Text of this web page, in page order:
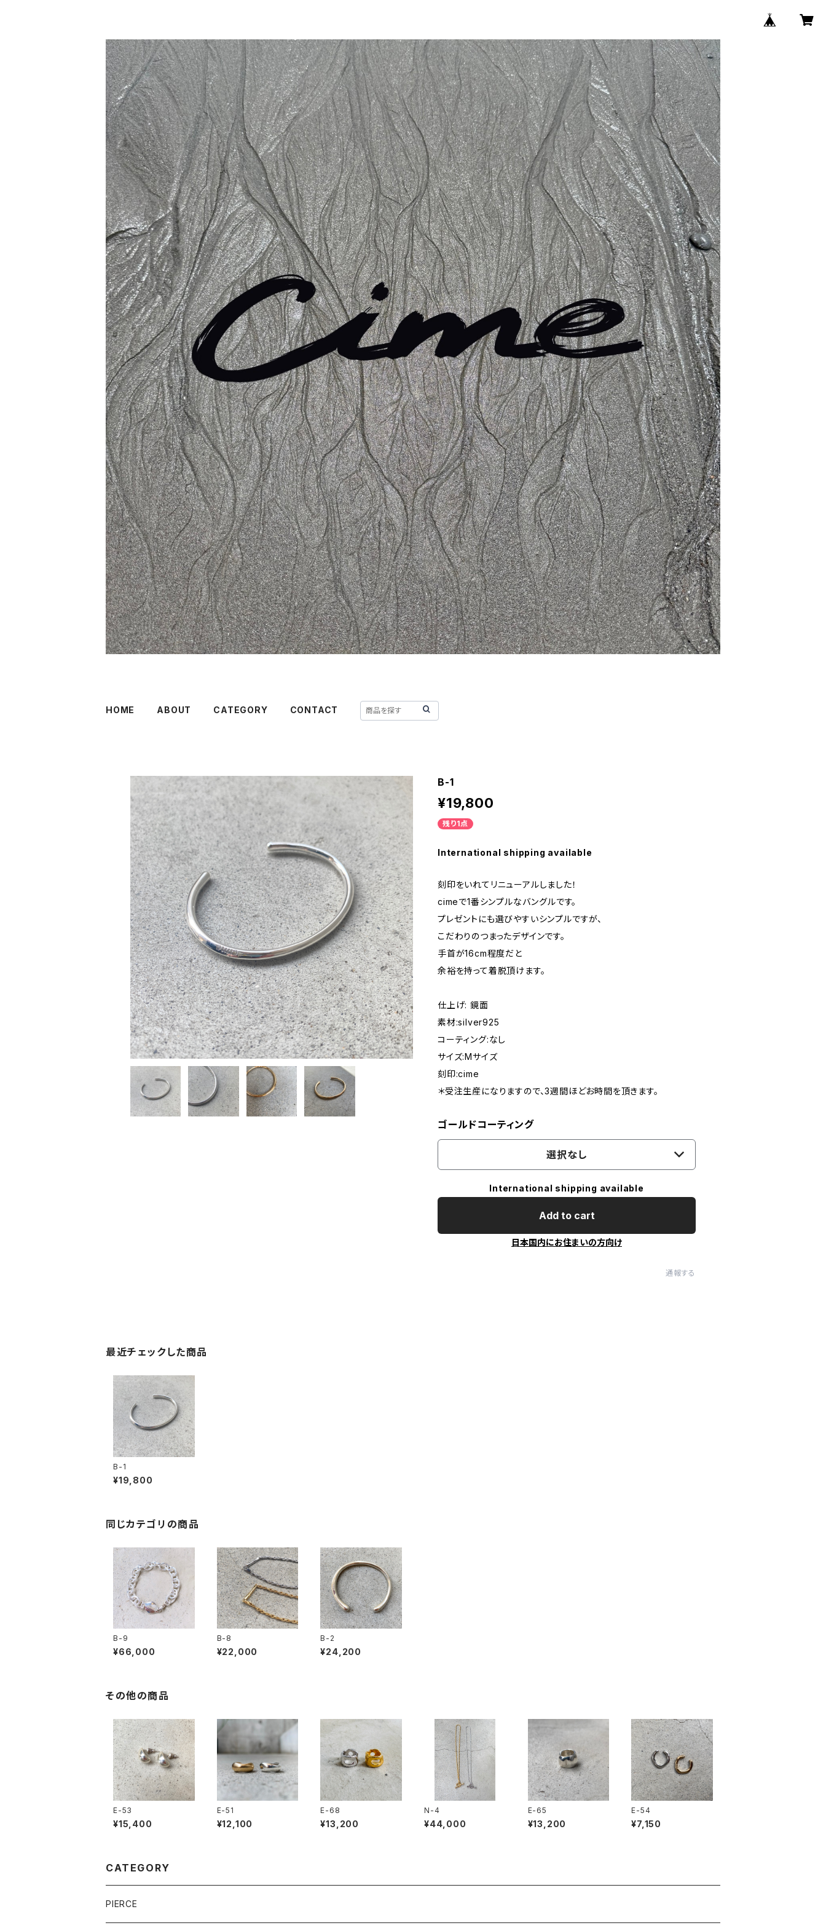
HOME ABOUT CATEGORY CONTACT
B-1
¥19,800
残り1点
International shipping available
刻印をいれてリニューアルしました！
cimeで1番シンプルなバングルです。
プレゼントにも選びやすいシンプルですが、
こだわりのつまったデザインです。
手首が16cm程度だと
余裕を持って着脱頂けます。
仕上げ: 鏡面
素材:silver925
コーティング:なし
サイズ:Mサイズ
刻印:cime
＊受注生産になりますので、3週間ほどお時間を頂きます。
ゴールドコーティング
選択なし
International shipping available
Add to cart
日本国内にお住まいの方向け
通報する
最近チェックした商品
B-1
¥19,800
同じカテゴリの商品
B-9
¥66,000
B-8
¥22,000
B-2
¥24,200
その他の商品
E-53
¥15,400
E-51
¥12,100
E-68
¥13,200
N-4
¥44,000
E-65
¥13,200
E-54
¥7,150
CATEGORY
PIERCE